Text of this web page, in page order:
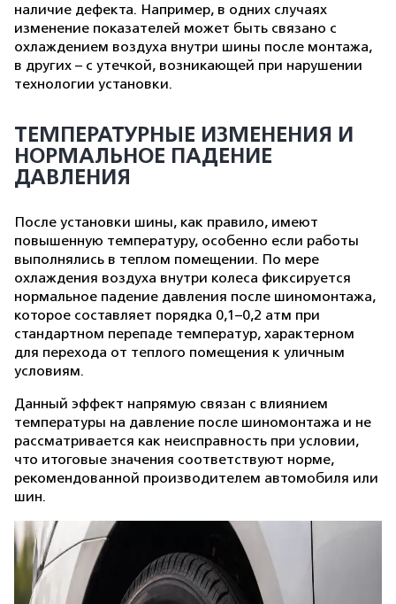
наличие дефекта. Например, в одних случаях
изменение показателей может быть связано с
охлаждением воздуха внутри шины после монтажа,
в других – с утечкой, возникающей при нарушении
технологии установки.
ТЕМПЕРАТУРНЫЕ ИЗМЕНЕНИЯ И
НОРМАЛЬНОЕ ПАДЕНИЕ
ДАВЛЕНИЯ
После установки шины, как правило, имеют
повышенную температуру, особенно если работы
выполнялись в теплом помещении. По мере
охлаждения воздуха внутри колеса фиксируется
нормальное падение давления после шиномонтажа,
которое составляет порядка 0,1–0,2 атм при
стандартном перепаде температур, характерном
для перехода от теплого помещения к уличным
условиям.
Данный эффект напрямую связан с влиянием
температуры на давление после шиномонтажа и не
рассматривается как неисправность при условии,
что итоговые значения соответствуют норме,
рекомендованной производителем автомобиля или
шин.